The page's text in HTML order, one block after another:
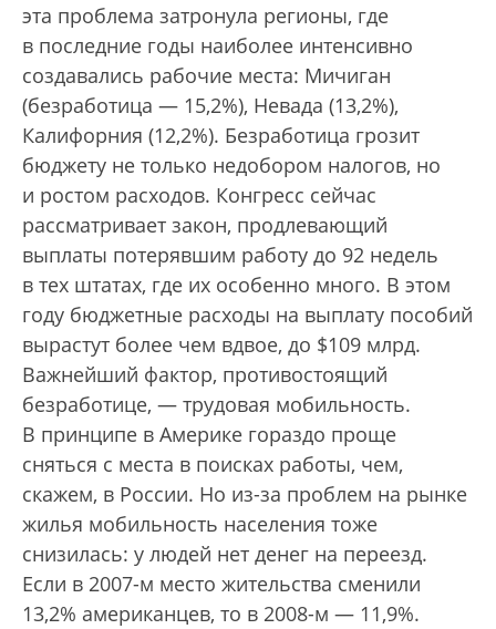
эта проблема затронула регионы, где
в последние годы наиболее интенсивно
создавались рабочие места: Мичиган
(безработица — 15,2%), Невада (13,2%),
Калифорния (12,2%). Безработица грозит
бюджету не только недобором налогов, но
и ростом расходов. Конгресс сейчас
рассматривает закон, продлевающий
выплаты потерявшим работу до 92 недель
в тех штатах, где их особенно много. В этом
году бюджетные расходы на выплату пособий
вырастут более чем вдвое, до $109 млрд.
Важнейший фактор, противостоящий
безработице, — трудовая мобильность.
В принципе в Америке гораздо проще
сняться с места в поисках работы, чем,
скажем, в России. Но из-за проблем на рынке
жилья мобильность населения тоже
снизилась: у людей нет денег на переезд.
Если в 2007-м место жительства сменили
13,2% американцев, то в 2008-м — 11,9%.